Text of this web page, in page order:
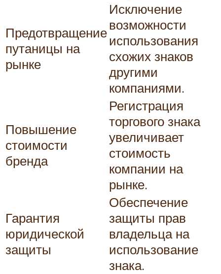
Предотвращение
путаницы на
рынке
Исключение
возможности
использования
схожих знаков
другими
компаниями.
Повышение
стоимости
бренда
Регистрация
торгового знака
увеличивает
стоимость
компании на
рынке.
Гарантия
юридической
защиты
Обеспечение
защиты прав
владельца на
использование
знака.